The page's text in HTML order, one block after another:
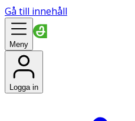
Gå till innehåll
Meny
Logga in